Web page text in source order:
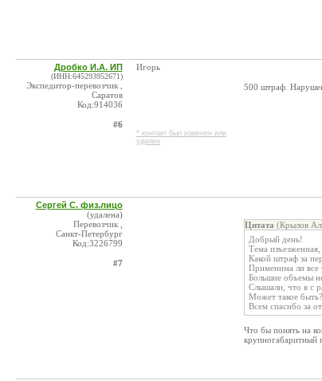
Дробко И.А. ИП
(ИНН:645293952671)
Экспедитор-перевозчик ,
Саратов
Код:914036
#6
Игорь
* контакт был изменен или
удален
500 штраф.
Сергей С. физ.лицо
(удалена)
Перевозчик ,
Санкт-Петербург
Код:3226799
#7
Цитата (Крылов
Добрый день!
Тема
Какой штраф за
Применима ли все
Большие объемы
Слышали, что в с
Может такое быть?
Всем спасибо за
Что бы понять на
крупногабаритный